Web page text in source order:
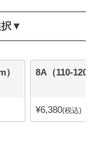
択▼
） 8A（110-
¥6,380 税込